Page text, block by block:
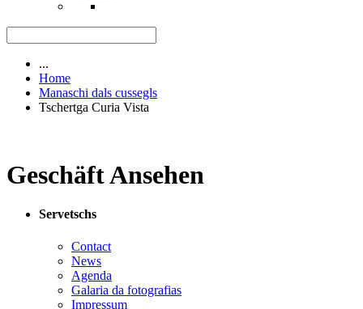
...
Home
Manaschi dals cussegls
Tschertga Curia Vista
Geschäft Ansehen
Servetschs
Contact
News
Agenda
Galaria da fotografias
Impressum